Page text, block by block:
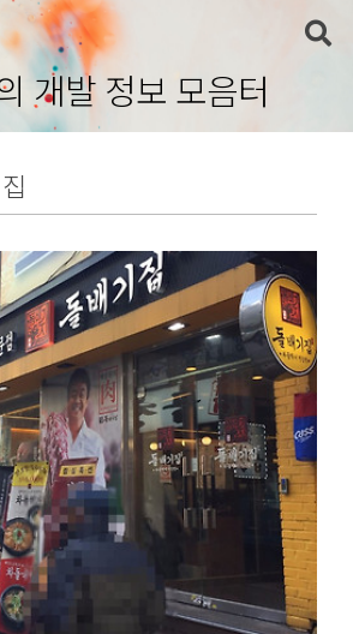
개발 정보 모음터